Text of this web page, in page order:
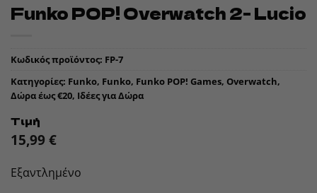
Funko POP! Overwatch 2- Lucio
Κωδικός προϊόντος: FP-7
Κατηγορίες: Funko, Funko, Funko POP! Games, Overwatch,
Δώρα έως €20, Ιδέες για Δώρα
Τιμή
15,99 €
Εξαντλημένο